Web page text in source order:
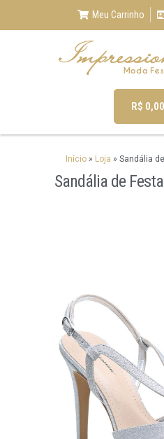
Meu Carrinho
R$ 0,00
Início» Loja » Sandália
Sandália de